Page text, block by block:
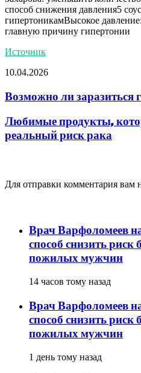
способ снижения давления5
гипертоникамВысокое
главную причину гипертонии
Источник
10.04.2026
Возможно ли заразиться
Любимые продукты,
реальный риск рака
Для отправки комментария вам
Врач Варфоломеев
способ снизить риск
пожилых мужчин
14 часов тому назад
Врач Варфоломеев
способ снизить риск
пожилых мужчин
1 день тому назад